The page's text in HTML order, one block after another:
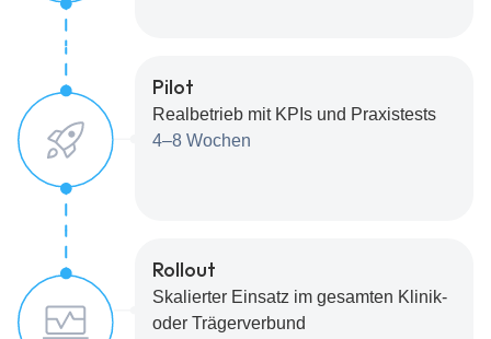
Pilot
Realbetrieb mit KPIs und Praxistests
4–8 Wochen
Rollout
Skalierter Einsatz im gesamten Klinik-
oder Trägerverbund